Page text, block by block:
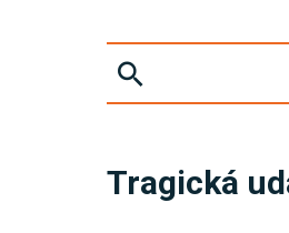
KRIMI
Tragická